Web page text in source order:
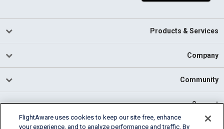
Products & Services
Company
Community
Support
FlightAware uses cookies to keep our site free, enhance
your experience, and to analyze performance and traffic. By